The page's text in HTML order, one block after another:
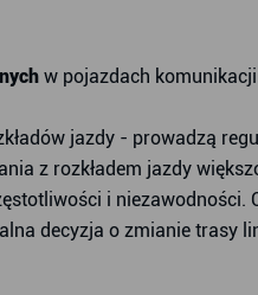
w pojazdach
jazdy - prowadzą
z rozkładem jazdy
i niezawodności.
decyzja o zmianie trasy